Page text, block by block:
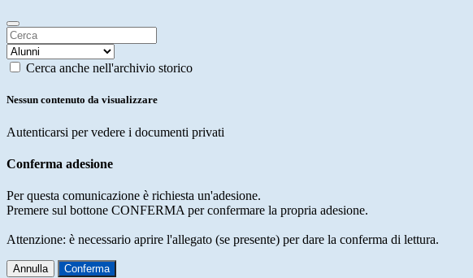
Cerca anche nell'archivio storico
Nessun contenuto da visualizzare
Autenticarsi per vedere i documenti privati
Conferma adesione
Per questa comunicazione è richiesta un'adesione.
Premere sul bottone CONFERMA per confermare la propria adesione.
Attenzione: è necessario aprire l'allegato (se presente) per dare la conferma di lettura.
Annulla Conferma